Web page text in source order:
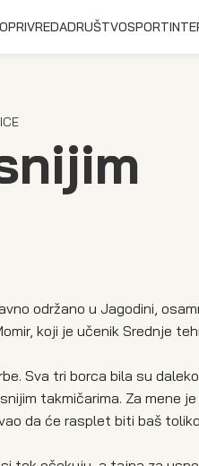
DRUŠTVOSPORT
održano u Jagodini,
koji je učenik Srednje
Sva tri borca bila su
takmičarima. Za mene
da će rasplet biti baš